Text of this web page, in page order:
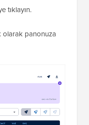
tıklayın.
olarak panonuza